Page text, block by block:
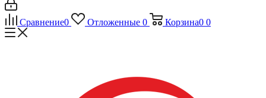
Сравнение0 Отложенные 0 Корзина0 0